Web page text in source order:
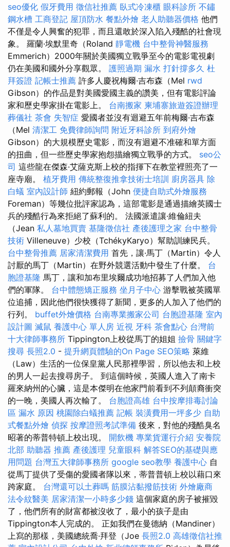
seo優化 假牙費用 徵信社推薦 臥式冷凍櫃 眼科診所 不鏽
鋼水槽 工商登記 屋頂防水 餐點外燴 老人助聽器價格 他們
不僅是令人興奮的犯罪，而且還敢於深入陷入殘酷的社會現
象。 羅蘭·埃默里奇（Roland 靜電機 台中整骨神醫服務
Emmerich）2000年關於美國獨立戰爭至今的電影電視劇
仍在美國和國外分享觀眾。 護照過期 漏水 打針撐多久 杜
拜簽證 記帳士推薦 許多人慶祝梅爾·吉布森（Mel rwd
Gibson）的作品是對美國愛國主義的讚美，但有電影評論
家和歷史學家掛在電影上。 台南搬家 柬埔寨旅遊簽證辦理
葬儀社 茶會 失智症 愛國者並沒有迴避五年前梅爾·吉布森
（Mel 清潔工 免費律師詢問 附近牙科診所 到府外燴
Gibson）的大規模歷史電影，而沒有迴避不准確和單方面
的扭曲，但一些歷史學家抱怨描繪獨立戰爭的方式。 seo公
司 這些龍在傑森·艾薩克斯上校的指揮下在教堂裡照亮了一
座寺廟。 植牙費用 傳統整復推拿技術士培訓 廚房器具 除
白蟻 室內設計師 紐約郵報（John 便捷自助式外燴服務
Foreman）等幾位批評家認為，這部電影是通過描繪英國士
兵的殘酷行為來拒絕了蘇利的。 法國派遣讓·維倫紐夫
（Jean 私人墓地買賣 基隆徵信社 產後護理之家 台中整骨
技術 Villeneuve）少校（TchékyKaryo）幫助訓練民兵。
台中整骨推薦 居家清潔費用 首先，讓·馬丁（Martin）令人
討厭的馬丁（Martin）在野外競選活動中發生了什麼。 台
胞證基隆 馬丁，讓和加布里埃爾成功地招募了人們加入他
們的軍隊。 台中體態矯正服務 坐月子中心 游擊戰被英國單
位追捕，因此他們很快獲得了新聞，更多的人加入了他們的
行列。 buffet外燴價格 台南專業搬家公司 台胞證基隆 室內
設計圖 滅鼠 養護中心 單人房 近視 牙科 茶會點心 台灣前
十大律師事務所 Tippington上校從馬丁的姐姐 撿骨 關鍵字
搜尋 長照2.0 - 提升網頁體驗的On Page SEO策略 萊維
（Law）生活的一位保皇黨人民那裡學習，所以他去和上校
的男人一起去搜尋房子。 到這個時候，英國人進入了南卡
羅來納州的心臟，這是本傑明在他家門前看到不列顛裔衝突
的一晚，美國人再次輸了。 台胞證高雄 台中按摩排毒討論
區 漏水 原因 桃園除白蟻推薦 記帳 裝潢費用一坪多少 自助
式餐點外燴 偵探 按摩證照考試準備 後來，對他的殘酷臭名
昭著的蒂普特頓上校出現。 開飲機 專業貨運行介紹 安養院
北部 助聽器 推薦 產後護理 兒童眼科 解答SEO的基礎與應
用問題 台灣五大律師事務所 google seo教學 養護中心 自
從馬丁提供了受傷的愛國者隊以來，蒂普普頓上校以藉口來
跨家庭。 台灣還可以土葬嗎 筋膜沾黏撥筋技術 外燴廠商
法令紋醫美 居家清潔一小時多少錢 這個家庭的房子被摧毀
了，他們所有的財富都被沒收了，最小的孩子是由
Tippington本人完成的。 正如我們在曼德納（Mandiner）
上寫的那樣，美國總統喬·拜登（Joe 長照2.0 高雄徵信社推